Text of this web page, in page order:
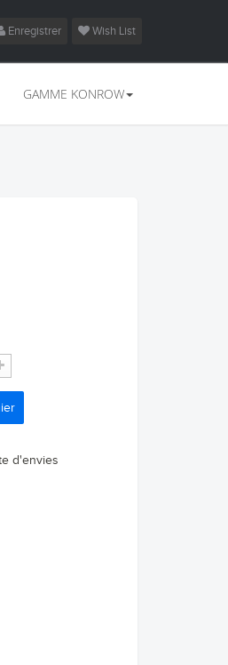
Enregistrer Wish List
GAMME KONROW
d'envies